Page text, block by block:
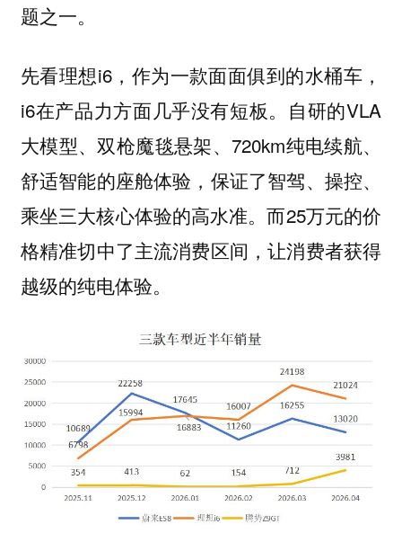
题之一。
先看理想i6，作为一款面面俱到的水桶车，
i6在产品力方面几乎没有短板。自研的VLA
大模型、双枪魔毯悬架、720km纯电续航、
舒适智能的座舱体验，保证了智驾、操控、
乘坐三大核心体验的高水准。而25万元的价
格精准切中了主流消费区间，让消费者获得
越级的纯电体验。